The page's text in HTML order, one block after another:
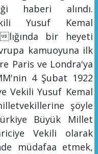
haberi alındı.
Yusuf Kemal
lığında bir heyeti
kamuoyuna ilk
Paris ve Londra'ya
4 Şubat 1922
Vekili Yusuf Kemal
şöyle
Büyük Millet
riciye Vekili olarak
müdafaa etmek,